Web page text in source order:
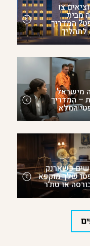
צו
מבית
המדריך
מישראל
– המדריך
המלא
כשארנק
שלך מוקפא
או טת’ר